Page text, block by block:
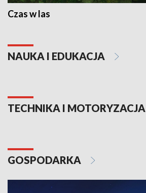
Czas w las
NAUKA I EDUKACJA
TECHNIKA I MOTORYZACJA
GOSPODARKA